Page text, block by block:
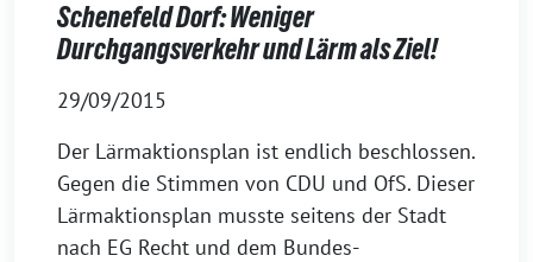
Schenefeld Dorf: Weniger
Durchgangsverkehr und Lärm als Ziel!
29/09/2015
Der Lärmaktionsplan ist endlich beschlossen.
Gegen die Stimmen von CDU und OfS. Dieser
Lärmaktionsplan musste seitens der Stadt
nach EG Recht und dem Bundes-